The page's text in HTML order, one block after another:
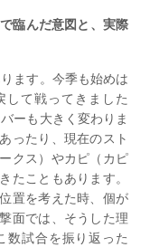
臨んだ意図と、実際
ます。今季も始めは
て戦ってきました
ーも大きく変わりま
ったり、現在のスト
クス）やカピ（カピ
たこともあります。
置を考えた時、個が
面では、そうした理
数試合を振り返った